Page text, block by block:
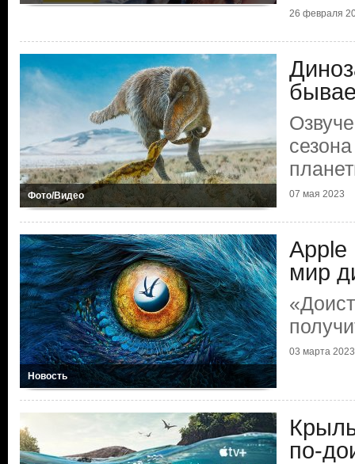
26 февраля
Фото/Видео 07 мая 2023
Новость
Apple
мир
03 марта 2023
по-